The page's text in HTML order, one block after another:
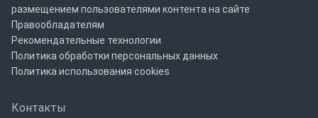
размещением пользователями контента на сайте
Правообладателям
Рекомендательные технологии
Политика обработки персональных данных
Политика использования cookies
Контакты